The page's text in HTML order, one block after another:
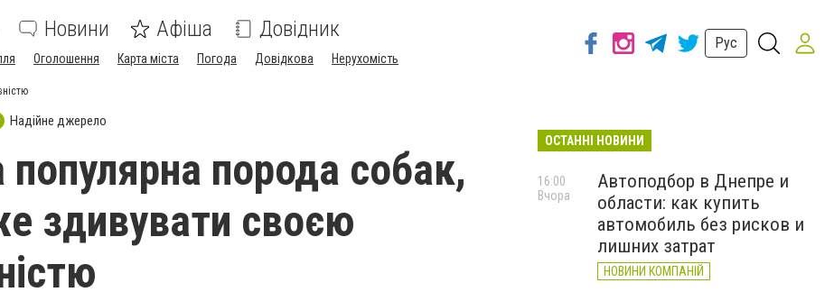
Новини Афіша Довідник
Оголошення Карта міста Погода Довідкова Нерухомість
Рус
Надійне джерело
популярна порода собак,
здивувати своєю
ОСТАННІ НОВИНИ
Автоподбор в Днепре и
области: как купить
автомобиль без рисков и
лишних затрат
НОВИНИ КОМПАНІЙ
16:00
Вчора